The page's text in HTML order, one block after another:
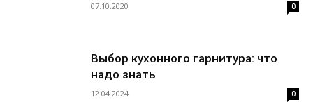
07.10.2020 0
Выбор кухонного гарнитура: что
надо знать
12.04.2024 0